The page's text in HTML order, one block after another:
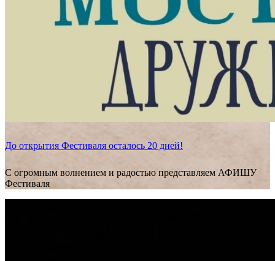
До открытия Фестиваля осталось 20 дней!
С огромным волнением и радостью представляем АФИШУ
Фестиваля